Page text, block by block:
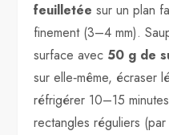
feuilletée sur un plan
finement (3–4 mm).
surface avec 50 g de
sur elle‑même, écraser
réfrigérer 10–15
rectangles réguliers